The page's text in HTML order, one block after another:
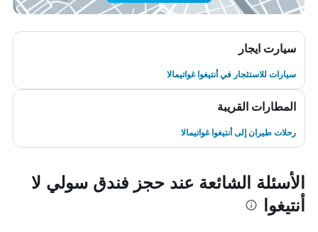
سيارت ايجار
سيارات للاستئجار في أنتيغوا غواتيمالا
المطارات القريبة
رحلات طيران إلى أنتيغوا غواتيمالا
الأسئلة الشائعة عند حجز فندق سولي لا
أنتيغوا